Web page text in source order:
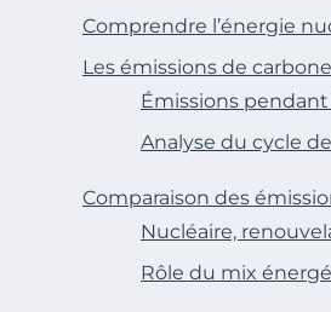
Comprendre l’énergie
Les émissions de
Émissions
Analyse du cycle
Comparaison des
Nucléaire,
Rôle du mix